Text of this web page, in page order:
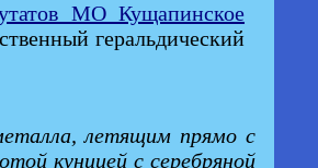
МО Кущапинское
геральдический
летящим прямо с
куницей с серебряной